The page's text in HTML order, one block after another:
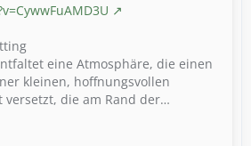
eine Atmosphäre, die einen
kleinen, hoffnungsvollen
versetzt, die am Rand der…